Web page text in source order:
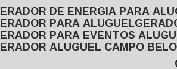
GERADOR DE ENERGIA PARA
GERADOR PARA ALUGUEL
GERADOR PARA EVENTOS
GERADOR ALUGUEL CAMPO BELO